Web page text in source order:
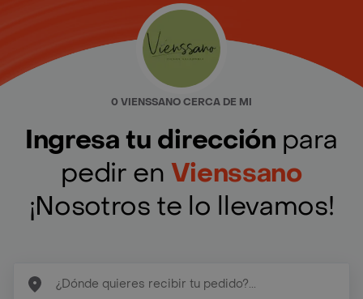
0 VIENSSANO CERCA DE MI
Ingresa tu dirección para
pedir en Vienssano
¡Nosotros te lo llevamos!